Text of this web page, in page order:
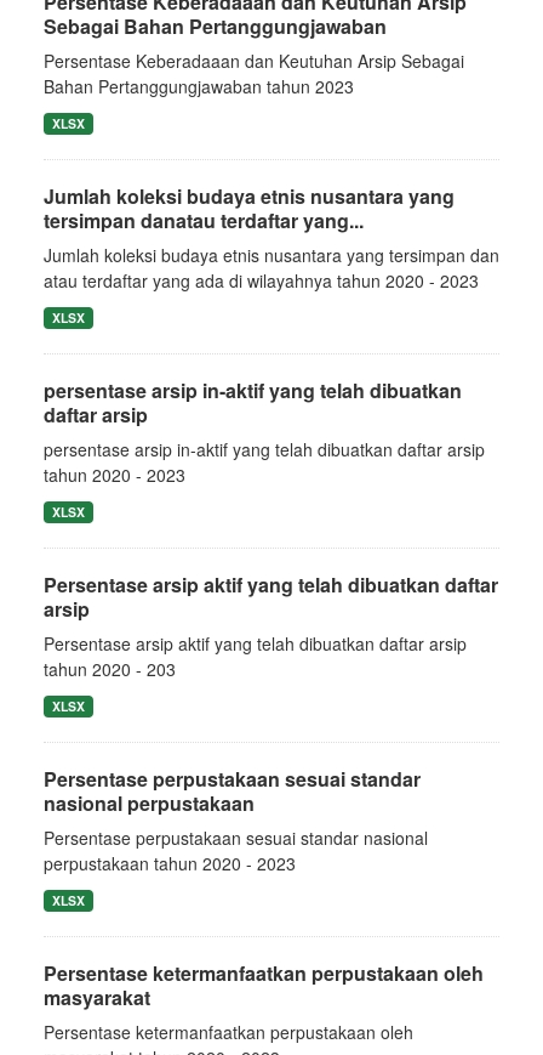
Sebagai Bahan Pertanggungjawaban
Persentase Keberadaaan dan Keutuhan Arsip Sebagai
Bahan Pertanggungjawaban tahun 2023
XLSX
Jumlah koleksi budaya etnis nusantara yang
tersimpan danatau terdaftar yang...
Jumlah koleksi budaya etnis nusantara yang tersimpan dan
atau terdaftar yang ada di wilayahnya tahun 2020 - 2023
XLSX
persentase arsip in-aktif yang telah dibuatkan
daftar arsip
persentase arsip in-aktif yang telah dibuatkan daftar arsip
tahun 2020 - 2023
XLSX
Persentase arsip aktif yang telah dibuatkan daftar
arsip
Persentase arsip aktif yang telah dibuatkan daftar arsip
tahun 2020 - 203
XLSX
Persentase perpustakaan sesuai standar
nasional perpustakaan
Persentase perpustakaan sesuai standar nasional
perpustakaan tahun 2020 - 2023
XLSX
Persentase ketermanfaatkan perpustakaan oleh
masyarakat
Persentase ketermanfaatkan perpustakaan oleh